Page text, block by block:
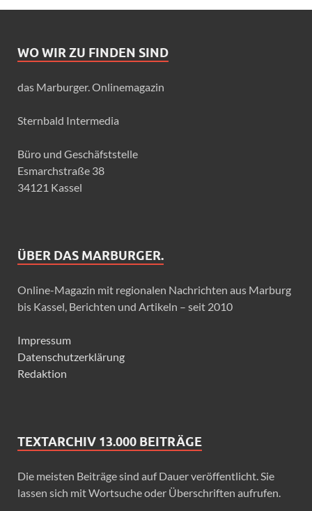
WO WIR ZU FINDEN SIND
das Marburger. Onlinemagazin
Sternbald Intermedia
Büro und Geschäfststelle
Esmarchstraße 38
34121 Kassel
ÜBER DAS MARBURGER.
Online-Magazin mit regionalen Nachrichten aus Marburg
bis Kassel, Berichten und Artikeln – seit 2010
Impressum
Datenschutzerklärung
Redaktion
TEXTARCHIV 13.000 BEITRÄGE
Die meisten Beiträge sind auf Dauer veröffentlicht. Sie
lassen sich mit Wortsuche oder Überschriften aufrufen.